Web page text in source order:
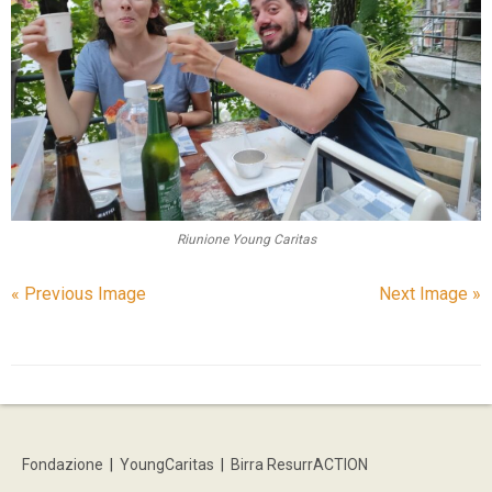
Riunione Young Caritas
« Previous Image Next Image »
Fondazione YoungCaritas Birra ResurrACTION